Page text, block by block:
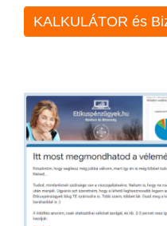
KALKULÁTOR és